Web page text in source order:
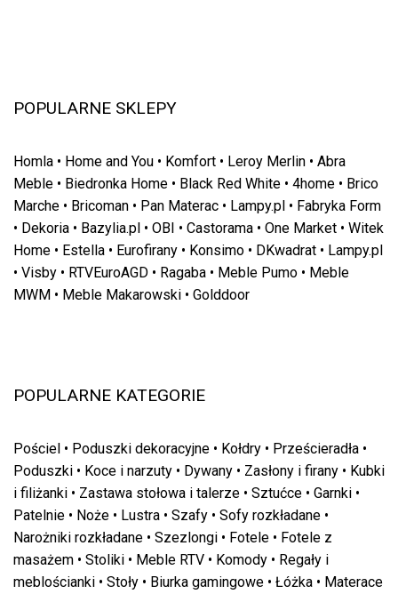
POPULARNE SKLEPY
Homla • Home and You • Komfort • Leroy Merlin • Abra
Meble • Biedronka Home • Black Red White • 4home • Brico
Marche • Bricoman • Pan Materac • Lampy.pl • Fabryka Form
• Dekoria • Bazylia.pl • OBI • Castorama • One Market • Witek
Home • Estella • Eurofirany • Konsimo • DKwadrat • Lampy.pl
• Visby • RTVEuroAGD • Ragaba • Meble Pumo • Meble
MWM • Meble Makarowski • Golddoor
POPULARNE KATEGORIE
Pościel • Poduszki dekoracyjne • Kołdry • Prześcieradła •
Poduszki • Koce i narzuty • Dywany • Zasłony i firany • Kubki
i filiżanki • Zastawa stołowa i talerze • Sztućce • Garnki •
Patelnie • Noże • Lustra • Szafy • Sofy rozkładane •
Narożniki rozkładane • Szezlongi • Fotele • Fotele z
masażem • Stoliki • Meble RTV • Komody • Regały i
meblościanki • Stoły • Biurka gamingowe • Łóżka • Materace